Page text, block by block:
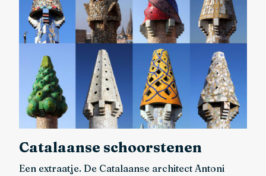
Catalaanse schoorstenen
Een extraatje. De Catalaanse architect Antoni